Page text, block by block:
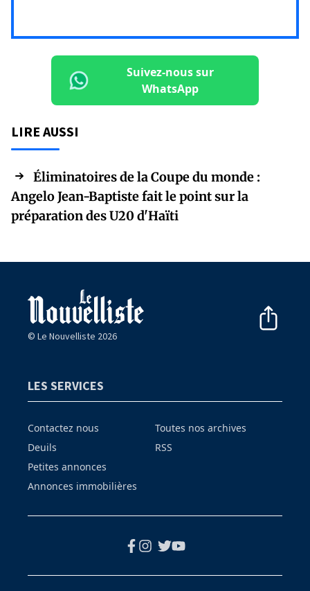
Suivez-nous sur
WhatsApp
LIRE AUSSI
Éliminatoires de la Coupe du monde :
Angelo Jean-Baptiste fait le point sur la
préparation des U20 d'Haïti
© Le Nouvelliste 2026
LES SERVICES
Contactez nous
Deuils
Petites annonces
Annonces immobilières
Toutes nos archives
RSS